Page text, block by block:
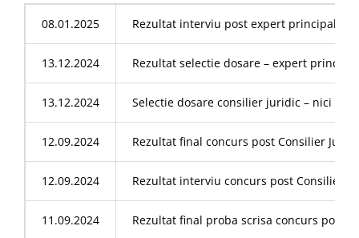
08.01.2025 Rezultat interviu post expert principal
13.12.2024 Rezultat selectie dosare – expert principal
13.12.2024 Selectie dosare consilier juridic – nici un
12.09.2024 Rezultat final concurs post Consilier
12.09.2024 Rezultat interviu concurs post Consilier
11.09.2024 Rezultat final proba scrisa concurs post